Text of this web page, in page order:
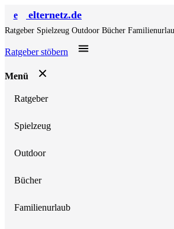
e elternetz.de
Ratgeber Spielzeug Outdoor Bücher
Ratgeber stöbern
Menü
Ratgeber
Spielzeug
Outdoor
Bücher
Familienurlaub